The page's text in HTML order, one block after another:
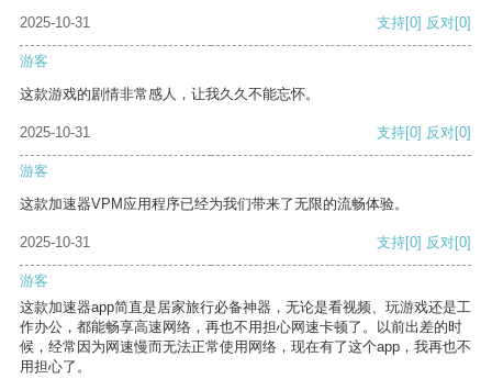
2025-10-31 支持[0] 反对[0]
游客
这款游戏的剧情非常感人，让我久久不能忘怀。
2025-10-31 支持[0] 反对[0]
游客
这款加速器VPM应用程序已经为我们带来了无限的流畅体验。
2025-10-31 支持[0] 反对[0]
游客
这款加速器app简直是居家旅行必备神器，无论是看视频、玩游戏还是工
作办公，都能畅享高速网络，再也不用担心网速卡顿了。以前出差的时
候，经常因为网速慢而无法正常使用网络，现在有了这个app，我再也不
用担心了。